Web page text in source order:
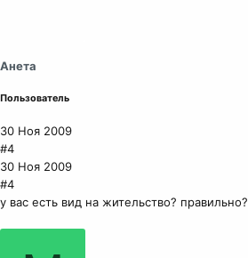
Анета
Пользователь
30 Ноя 2009
#4
30 Ноя 2009
#4
у вас есть вид на жительство? правильно?